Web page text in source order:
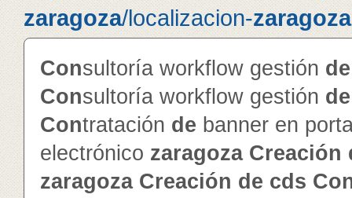
zaragoza/localizacion-zaragoza
Consultoría workflow gestión de
Consultoría workflow gestión de
Contratación de banner en
electrónico zaragoza Creación
zaragoza Creación de cd s